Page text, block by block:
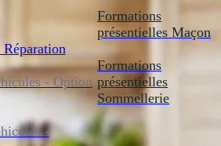
- Option
-
Formations
présentielles Maçon
Formations
présentielles
Sommellerie